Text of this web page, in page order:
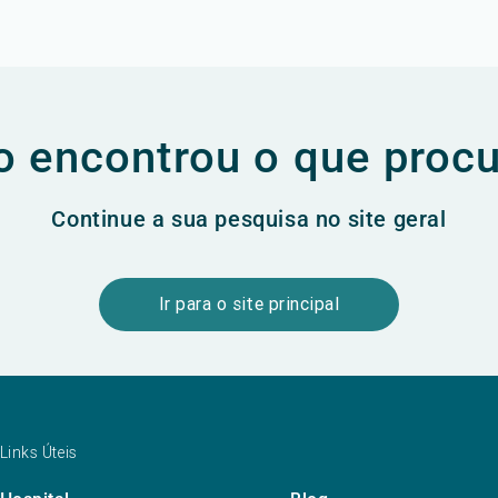
encontrou o que
Continue a sua pesquisa no site geral
Ir para o site principal
Links Úteis